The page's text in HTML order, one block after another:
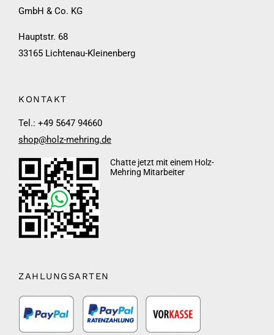
GmbH & Co. KG
Hauptstr. 68
33165 Lichtenau-Kleinenberg
KONTAKT
Tel.: +49 5647 94660
shop@holz-mehring.de
Chatte jetzt mit einem Holz-
Mehring Mitarbeiter
ZAHLUNGSARTEN